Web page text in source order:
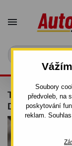
Soubory
předvoleb, na
poskytování
reklam.

TAŽNÉ
DV -